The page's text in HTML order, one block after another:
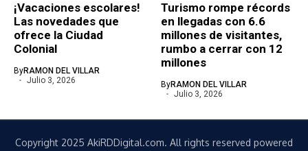
¡Vacaciones escolares!
Las novedades que
ofrece la Ciudad
Colonial
ByRAMON DEL VILLAR
Julio 3, 2026
Turismo rompe récords
en llegadas con 6.6
millones de visitantes,
rumbo a cerrar con 12
millones
ByRAMON DEL VILLAR
Julio 3, 2026
Copyright 2025 AkiRDDigital.com. All rights reserved powered